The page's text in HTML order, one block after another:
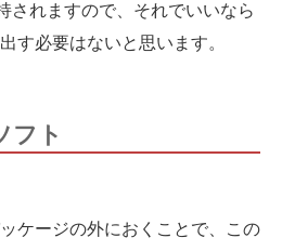
されますので、それでいいなら
す必要はないと思います。
フト
ケージの外におくことで、この